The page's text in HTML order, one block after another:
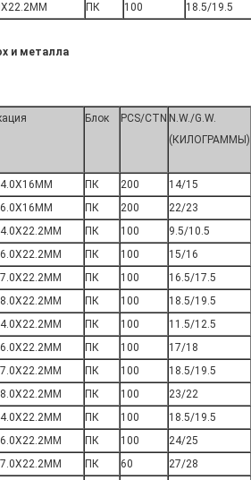
ПК 100 18.5/19.5
и металла
Блок PCS/CTN N.W./G.W.
(КИЛОГРАММЫ)
ПК 200 14/15
ПК 200 22/23
ПК 100 9.5/10.5
ПК 100 15/16
ПК 100 16.5/17.5
ПК 100 18.5/19.5
ПК 100 11.5/12.5
ПК 100 17/18
ПК 100 18.5/19.5
ПК 100 23/22
ПК 100 18.5/19.5
ПК 100 24/25
ПК 60 27/28